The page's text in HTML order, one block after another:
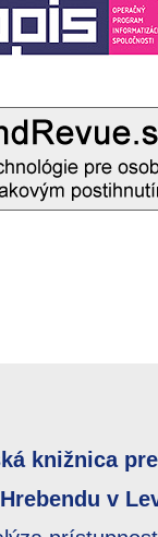
knižnica
v